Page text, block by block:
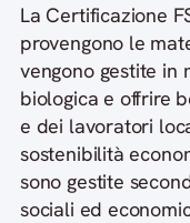
La Certificazione
provengono le
vengono gestite in
biologica e offrire
e dei lavoratori
sostenibilità
sono gestite
sociali ed